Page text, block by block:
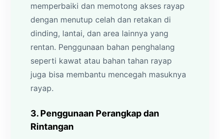
memperbaiki dan memotong akses rayap
dengan menutup celah dan retakan di
dinding, lantai, dan area lainnya yang
rentan. Penggunaan bahan penghalang
seperti kawat atau bahan tahan rayap
juga bisa membantu mencegah masuknya
rayap.
3. Penggunaan Perangkap dan
Rintangan